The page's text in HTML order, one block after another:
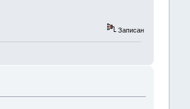
Записан